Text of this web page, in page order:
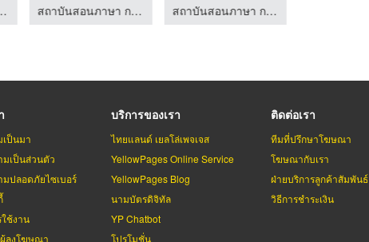
- Clementine
สถาบันสอนภาษา กรุงเทพ - Clementine
สถาบันสอนภาษา กรุงเทพ - Clementine
ป็นมา
เป็นส่วนตัว
ปลอดภัยไซเบอร์
ช้งาน
ลงโฆษณา
บริการของเรา
ไทยแลนด์ เยลโล่เพจเจส
YellowPages Online Service
YellowPages Blog
นามบัตรดิจิทัล
YP Chatbot
โปรโมชั่น
ติดต่อเรา
ทีมที่ปรึกษาโฆษณา
โฆษณากับเรา
ฝ่ายบริการลูกค้าสัมพันธ์
วิธีการชำระเงิน